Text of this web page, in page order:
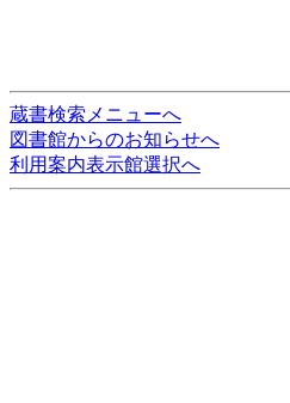
蔵書検索メニューへ
図書館からのお知らせへ
利用案内表示館選択へ